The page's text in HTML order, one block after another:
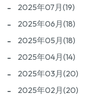
2025年07月(19)
2025年06月(18)
2025年05月(18)
2025年04月(14)
2025年03月(20)
2025年02月(20)